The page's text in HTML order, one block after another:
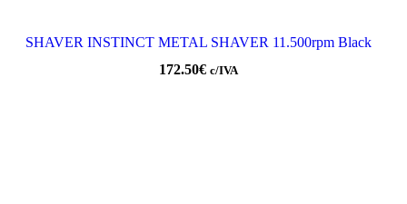
SHAVER INSTINCT METAL SHAVER 11.500rpm Black
172.50€ c/IVA